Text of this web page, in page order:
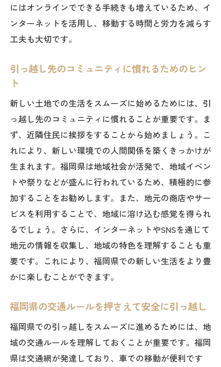
にはオンラインでできる手続きも増えているため、イ
ンターネットを活用し、移動する時間と労力を減らす
工夫も大切です。
引っ越し先のコミュニティに慣れるためのヒン
ト
新しい土地での生活をスムーズに始めるためには、引
っ越し先のコミュニティに慣れることが重要です。ま
ず、近隣住民に挨拶をすることから始めましょう。こ
れにより、新しい環境での人間関係を築くきっかけが
生まれます。福岡県は地域社会が活発で、地域イベン
トや祭りなどが盛んに行われているため、積極的に参
加することをお勧めします。また、地元の商店やサー
ビスを利用することで、地域に溶け込む感覚を得られ
るでしょう。さらに、インターネットやSNSを通じて
地元の情報を収集し、地域の特色を理解することも重
要です。これにより、福岡県での新しい生活をより豊
かに楽しむことができます。
福岡県の交通ルールを押さえて安全に引っ越し
福岡県での引っ越しをスムーズに進めるためには、地
域の交通ルールを理解しておくことが重要です。福岡
県は交通網が発達しており、車での移動が便利です